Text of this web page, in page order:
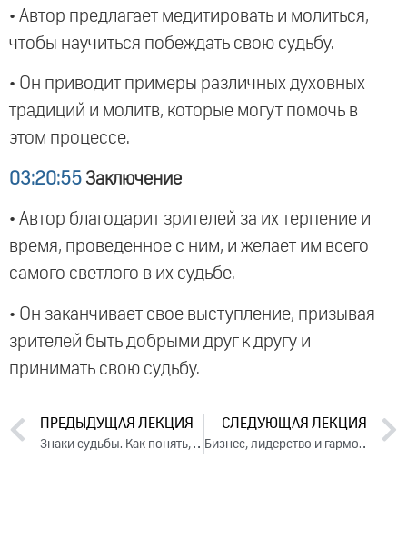
• Автор предлагает медитировать и молиться,
чтобы научиться побеждать свою судьбу.
• Он приводит примеры различных духовных
традиций и молитв, которые могут помочь в
этом процессе.
03:20:55 Заключение
• Автор благодарит зрителей за их терпение и
время, проведенное с ним, и желает им всего
самого светлого в их судьбе.
• Он заканчивает свое выступление, призывая
зрителей быть добрыми друг к другу и
принимать свою судьбу.
ПРЕДЫДУЩАЯ ЛЕКЦИЯ
Знаки судьбы. Как понять, что меня ждет. Лекция 1 (2018)
СЛЕДУЮЩАЯ ЛЕКЦИЯ
Бизнес, лидерство и гармония с собой. Лекция 3 (2018)